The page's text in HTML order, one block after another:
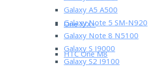
One X/X+
HTC One M8
Galaxy A5 A500
Galaxy Note 5 SM-N920
Galaxy Note 8 N5100
Galaxy S I9000
Galaxy S2 I9100